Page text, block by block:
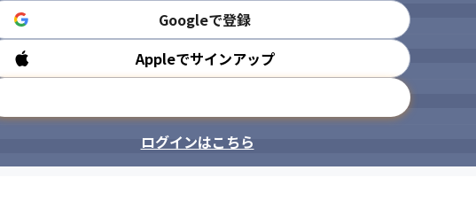
Googleで登録
Appleでサインアップ
ログインはこちら